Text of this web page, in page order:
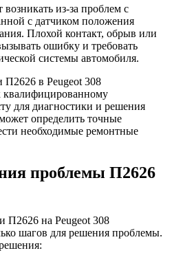
из-за проблем с
с датчиком положения
Плохой контакт, обрыв или
ошибку и требовать
системы автомобиля.
П2626 в Peugeot 308
квалифицированному
для диагностики и решения
определить точные
необходимые ремонтные
проблемы П2626
П2626 на Peugeot 308
шагов для решения проблемы.